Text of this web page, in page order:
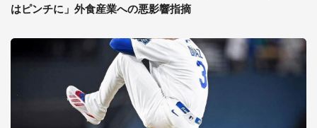
はピンチに」外食産業への悪影響指摘